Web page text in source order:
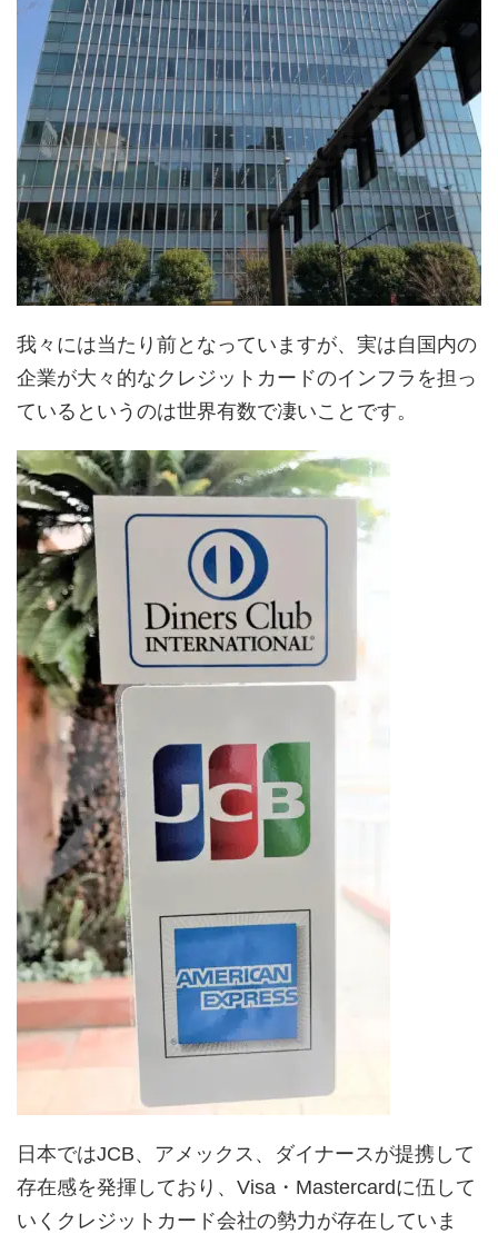
我々には当たり前となっていますが、実は自国内の
企業が大々的なクレジットカードのインフラを担っ
ているというのは世界有数で凄いことです。
日本ではJCB、アメックス、ダイナースが提携して
存在感を発揮しており、Visa・Mastercardに伍して
いくクレジットカード会社の勢力が存在していま